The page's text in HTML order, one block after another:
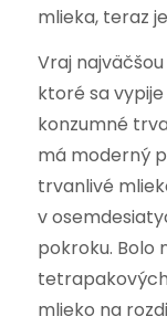
mlieka, teraz
Vraj
ktoré sa
konzumné
má moderný
trvanlivé
v
pokroku. Bolo
mlieko na